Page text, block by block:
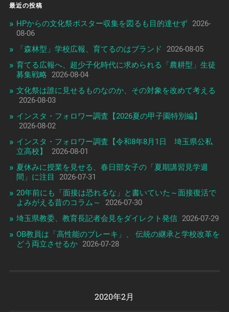
最近の投稿
HPからの文化祭ポスター収集を図るも目的達せず 2026-
08-06
「森林型」学校広報、育てるのはブランド
2026-08-05
育てる広報へ、超少子化時代に求められる「農耕型」生徒
募集戦略
2026-08-04
文化祭は誰に見せるものなのか、その対象を改めて考える
2026-08-03
インスタ・フォロワー調査【2026夏の甲子園特別編】
2026-08-02
インスタ・フォロワー調査【令和8年8月1日 埼玉県公私
立高校】
2026-08-01
夏休みに授業を見せる、春日部女子の「夏期講習見学週
間」に注目
2026-07-31
20年前にも「面接は恐れるな」と書いていた～面接復活で
よみがえる昔のコラム～
2026-07-30
埼玉県教委、教育長記者会見をダイレクト発信 2026-07-29
OB教員は「高性能のブレーキ」、 伝統の継承と学校改革を
どう両立させるか 2026-07-28
2020年2月